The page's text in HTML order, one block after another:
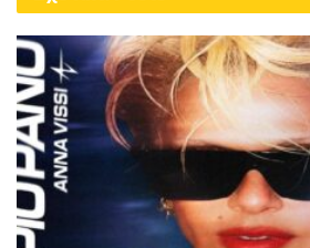
Tags: Eurovision 2026 Lyrics
stichoi
Στίχοι Χάνομαι